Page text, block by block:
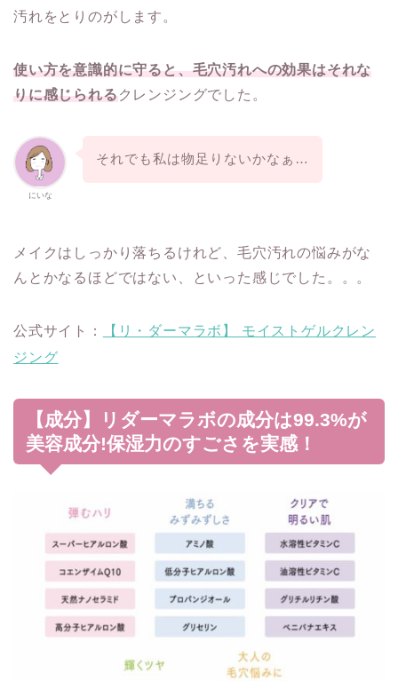
汚れをとりのがします。
使い方を意識的に守ると、毛穴汚れへの効果はそれな
りに感じられるクレンジングでした。
にいな
それでも私は物足りないかなぁ…
メイクはしっかり落ちるけれど、毛穴汚れの悩みがな
んとかなるほどではない、といった感じでした。。。
公式サイト：
【リ・ダーマラボ】 モイストゲルクレン
ジング
【成分】リダーマラボの成分は99.3%が
美容成分!保湿力のすごさを実感！